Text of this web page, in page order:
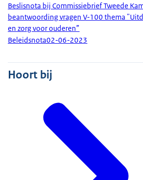
Beslisnota bij Commissiebrief Tweede
beantwoording vragen V-100 thema
en zorg voor ouderen”
Beleidsnota02-06-2023
Hoort bij